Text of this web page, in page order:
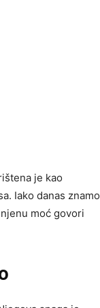
je kao
Iako danas znamo
moć govori